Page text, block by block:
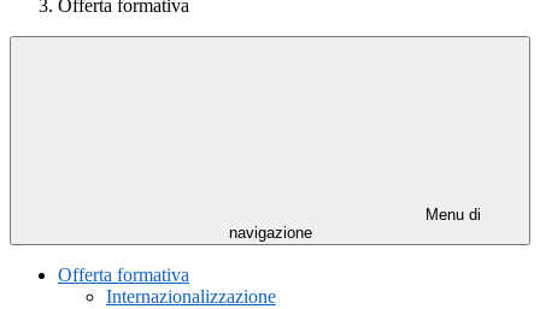
Offerta formativa
Menu di
navigazione
Offerta formativa
Internazionalizzazione